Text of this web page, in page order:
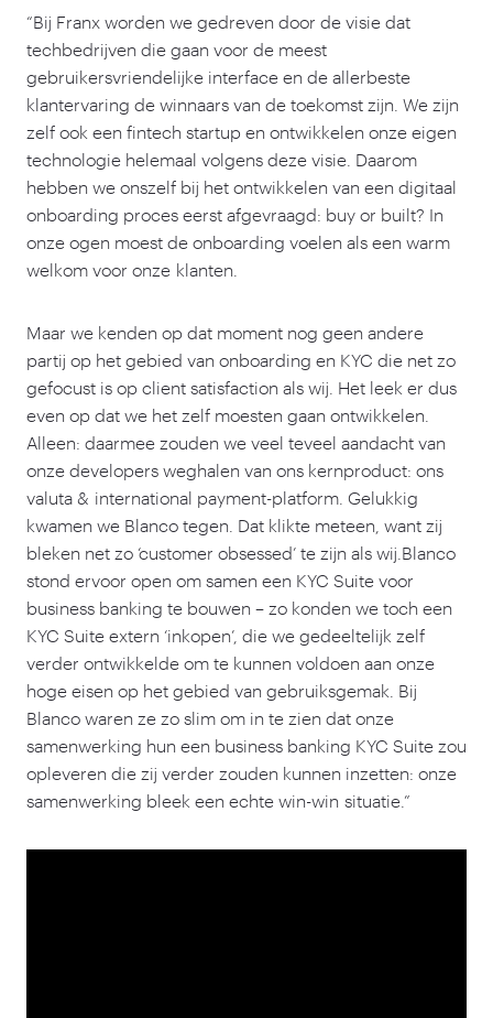
“Bij Franx worden we gedreven door de visie dat
techbedrijven die gaan voor de meest
gebruikersvriendelijke interface en de allerbeste
klantervaring de winnaars van de toekomst zijn. We zijn
zelf ook een fintech startup en ontwikkelen onze eigen
technologie helemaal volgens deze visie. Daarom
hebben we onszelf bij het ontwikkelen van een digitaal
onboarding proces eerst afgevraagd: buy or built? In
onze ogen moest de onboarding voelen als een warm
welkom voor onze klanten.
Maar we kenden op dat moment nog geen andere
partij op het gebied van onboarding en KYC die net zo
gefocust is op client satisfaction als wij. Het leek er dus
even op dat we het zelf moesten gaan ontwikkelen.
Alleen: daarmee zouden we veel teveel aandacht van
onze developers weghalen van ons kernproduct: ons
valuta & international payment-platform. Gelukkig
kwamen we Blanco tegen. Dat klikte meteen, want zij
bleken net zo ‘customer obsessed’ te zijn als wij.Blanco
stond ervoor open om samen een KYC Suite voor
business banking te bouwen – zo konden we toch een
KYC Suite extern ‘inkopen’, die we gedeeltelijk zelf
verder ontwikkelde om te kunnen voldoen aan onze
hoge eisen op het gebied van gebruiksgemak. Bij
Blanco waren ze zo slim om in te zien dat onze
samenwerking hun een business banking KYC Suite zou
opleveren die zij verder zouden kunnen inzetten: onze
samenwerking bleek een echte win-win situatie.”